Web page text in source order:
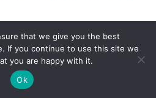
that we give you the best
If you continue to use this site we
you are happy with it.
Ok